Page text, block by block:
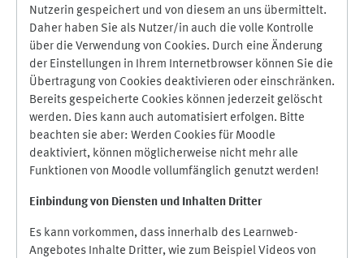
Nutzerin gespeichert und von diesem an uns übermittelt.
Daher haben Sie als Nutzer/in auch die volle Kontrolle
über die Verwendung von Cookies. Durch eine Änderung
der Einstellungen in Ihrem Internetbrowser können Sie die
Übertragung von Cookies deaktivieren oder einschränken.
Bereits gespeicherte Cookies können jederzeit gelöscht
werden. Dies kann auch automatisiert erfolgen. Bitte
beachten sie aber: Werden Cookies für Moodle
deaktiviert, können möglicherweise nicht mehr alle
Funktionen von Moodle vollumfänglich genutzt werden!
Einbindung von Diensten und Inhalten Dritter
Es kann vorkommen, dass innerhalb des Learnweb-
Angebotes Inhalte Dritter, wie zum Beispiel Videos von